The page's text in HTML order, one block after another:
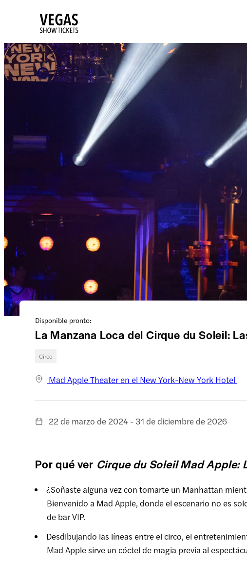
Disponible pronto:
La Manzana Loca del Cirque du Soleil:
Circo
Mad Apple Theater en el New York-New York Hotel
22 de marzo de 2024 - 31 de diciembre de 2026
Por qué ver Cirque du Soleil Mad Apple:
¿Soñaste alguna vez con tomarte un Manhattan
Bienvenido a Mad Apple, donde el escenario no es
de bar VIP.
Desdibujando las líneas entre el circo, el
Mad Apple sirve un cóctel de magia previa al